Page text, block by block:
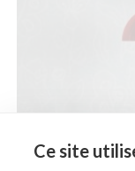
Ce site